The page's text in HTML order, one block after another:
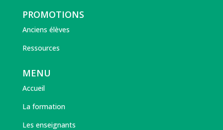
PROMOTIONS
Anciens élèves
Ressources
MENU
Accueil
La formation
Les enseignants